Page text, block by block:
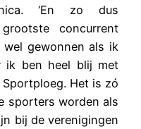
‘En zo dus
concurrent
gewonnen als ik
ik ben heel blij met
Het is zó
sporters worden als
bij de verenigingen